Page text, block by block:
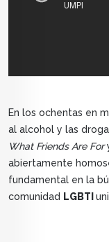
En los ochentas en
al alcohol y las
What Friends Are For
abiertamente
fundamental en la
comunidad LGBTI